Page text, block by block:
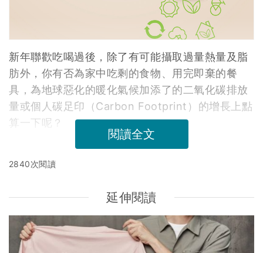
新年聯歡吃喝過後，除了有可能攝取過量熱量及脂
肪外，你有否為家中吃剩的食物、用完即棄的餐
具，為地球惡化的暖化氣候加添了的二氧化碳排放
量或個人碳足印（Carbon Footprint）的增長上點
算一下呢？
閱讀全文
2840次閱讀
延伸閱讀